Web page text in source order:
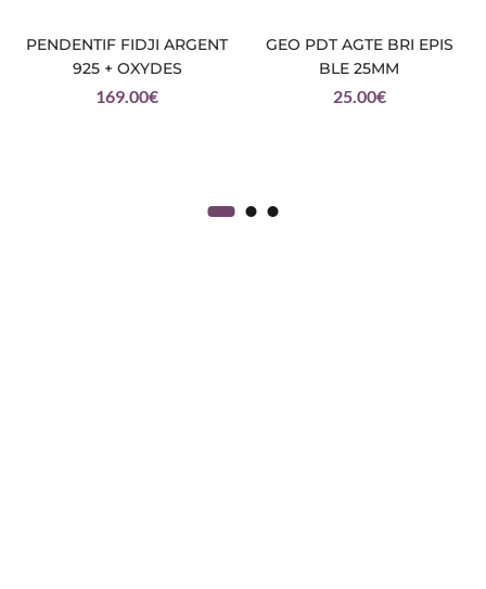
PENDENTIF FIDJI ARGENT
925 + OXYDES
169.00€
GEO PDT AGTE BRI EPIS
BLE 25MM
25.00€